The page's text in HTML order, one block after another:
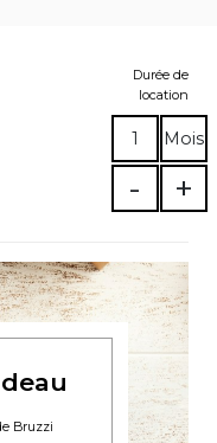
Durée de
location
1 Mois
- +
Bruzzi